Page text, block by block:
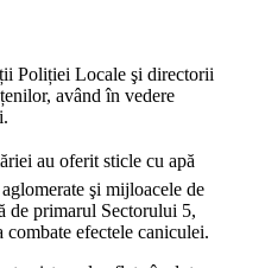
Poliției Locale şi directorii
având în vedere
au oferit sticle cu apă
şi mijloacele de
de primarul Sectorului 5,
efectele caniculei.